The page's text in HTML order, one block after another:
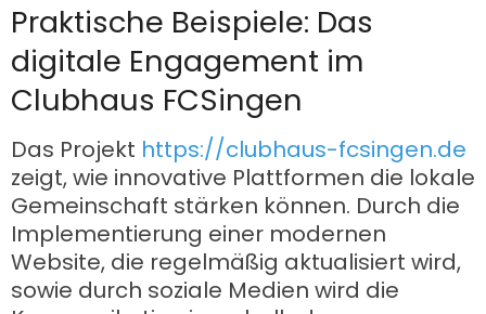
Praktische Beispiele: Das
digitale Engagement im
Clubhaus FCSingen
Das Projekt https://clubhaus-fcsingen.de
zeigt, wie innovative Plattformen die lokale
Gemeinschaft stärken können. Durch die
Implementierung einer modernen
Website, die regelmäßig aktualisiert wird,
sowie durch soziale Medien wird die